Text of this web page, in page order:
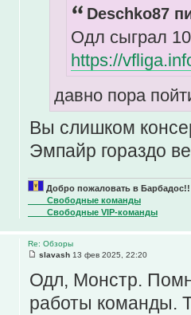
Deschko87
Одл сыграл
https://
давно пора
Вы слишком
Эмпайр гораздо
Добро пожаловать в
____Свободные команды
____Свободные VIP-команды
Re: Обзоры
slavash 13 фев 2025, 22:20
Одл, Монстр.
работы команды.